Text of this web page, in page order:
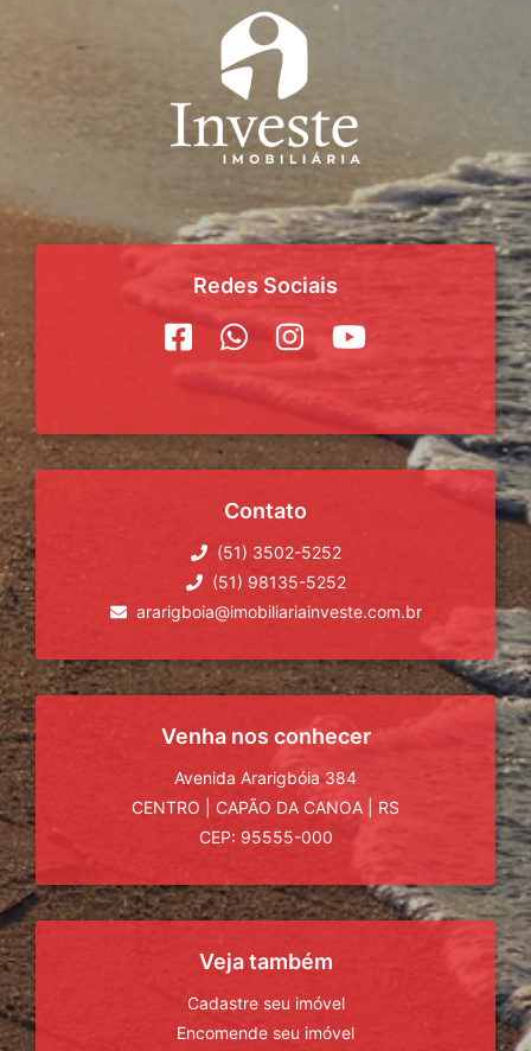
Redes Sociais
Contato
(51) 3502-5252
(51) 98135-5252
ararigboia@imobiliariainveste.com.br
Venha nos conhecer
Avenida Ararigbóia 384
CENTRO
CAPÃO DA CANOA
RS
CEP: 95555-000
Veja também
Cadastre seu imóvel
Encomende seu imóvel